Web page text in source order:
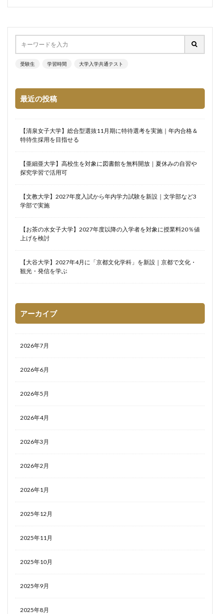
受験生 学習時間 大学入学共通テスト
最近の投稿
【清泉女子大学】総合型選抜11月期に特待選考を実施｜年内合格＆
特待生採用を目指せる
【亜細亜大学】高校生を対象に図書館を無料開放｜夏休みの自習や
探究学習で活用可
【文教大学】2027年度入試から年内学力試験を新設｜文学部など3
学部で実施
【お茶の水女子大学】2027年度以降の入学者を対象に授業料20％値
上げを検討
【大谷大学】2027年4月に「京都文化学科」を新設｜京都で文化・
観光・発信を学ぶ
アーカイブ
2026年7月
2026年6月
2026年5月
2026年4月
2026年3月
2026年2月
2026年1月
2025年12月
2025年11月
2025年10月
2025年9月
2025年8月